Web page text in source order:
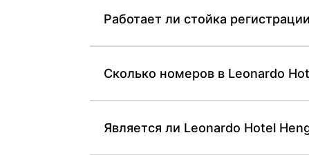
Работает ли стойка
Сколько номеров в Leonardo
Является ли Leonardo Hotel